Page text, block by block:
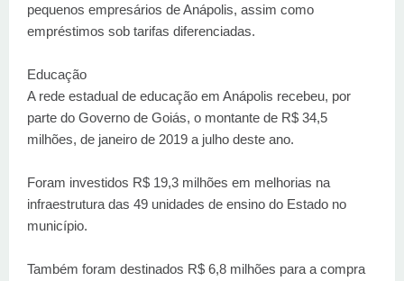
pequenos empresários de Anápolis, assim como
empréstimos sob tarifas diferenciadas.
Educação
A rede estadual de educação em Anápolis recebeu, por
parte do Governo de Goiás, o montante de R$ 34,5
milhões, de janeiro de 2019 a julho deste ano.
Foram investidos R$ 19,3 milhões em melhorias na
infraestrutura das 49 unidades de ensino do Estado no
município.
Também foram destinados R$ 6,8 milhões para a compra